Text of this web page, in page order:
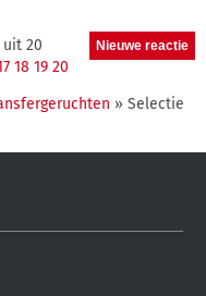
20
18 19 20
» Selectie